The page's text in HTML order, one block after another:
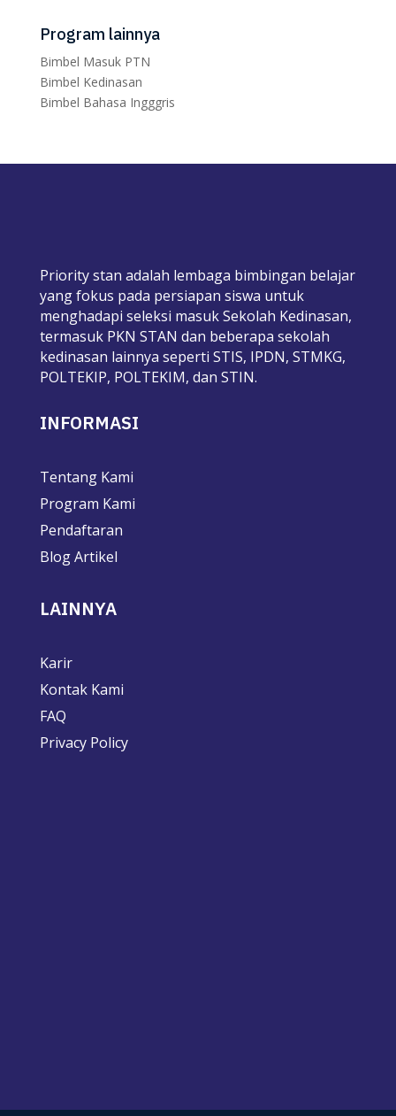
Program lainnya
Bimbel Masuk PTN
Bimbel Kedinasan
Bimbel Bahasa Ingggris
Priority stan adalah lembaga bimbingan belajar
yang fokus pada persiapan siswa untuk
menghadapi seleksi masuk Sekolah Kedinasan,
termasuk PKN STAN dan beberapa sekolah
kedinasan lainnya seperti STIS, IPDN, STMKG,
POLTEKIP, POLTEKIM, dan STIN.
INFORMASI
Tentang Kami
Program Kami
Pendaftaran
Blog Artikel
LAINNYA
Karir
Kontak Kami
FAQ
Privacy Policy